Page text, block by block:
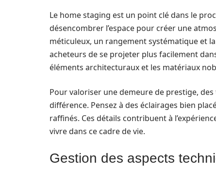
Le home staging est un point clé dans le
désencombrer l’espace pour créer une
méticuleux, un rangement systématique et
acheteurs de se projeter plus facilement
éléments architecturaux et les matériaux
Pour valoriser une demeure de prestige,
différence. Pensez à des éclairages bien
raffinés. Ces détails contribuent à
vivre dans ce cadre de vie.
Gestion des aspects